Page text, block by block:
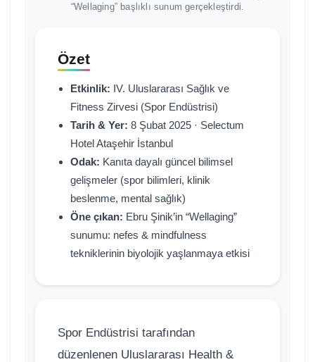
“Wellaging” başlıklı sunum gerçekleştirdi.
Özet
Etkinlik: IV. Uluslararası Sağlık ve
Fitness Zirvesi (Spor Endüstrisi)
Tarih & Yer: 8 Şubat 2025 · Selectum
Hotel Ataşehir İstanbul
Odak: Kanıta dayalı güncel bilimsel
gelişmeler (spor bilimleri, klinik
beslenme, mental sağlık)
Öne çıkan: Ebru Şinik’in “Wellaging”
sunumu: nefes & mindfulness
tekniklerinin biyolojik yaşlanmaya etkisi
Spor Endüstrisi tarafından
düzenlenen Uluslararası Health &